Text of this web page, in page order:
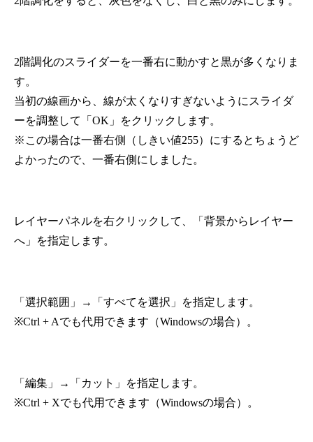
2階調化のスライダーを一番右に動かすと黒が多くなりま
す。
当初の線画から、線が太くなりすぎないようにスライダ
ーを調整して「OK」をクリックします。
※この場合は一番右側（しきい値255）にするとちょうど
よかったので、一番右側にしました。
レイヤーパネルを右クリックして、「背景からレイヤー
へ」を指定します。
「選択範囲」→「すべてを選択」を指定します。
※Ctrl + Aでも代用できます（Windowsの場合）。
「編集」→「カット」を指定します。
※Ctrl + Xでも代用できます（Windowsの場合）。